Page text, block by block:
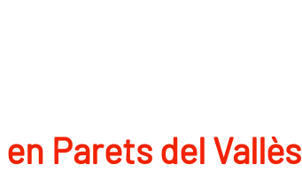
Parets del Vallès